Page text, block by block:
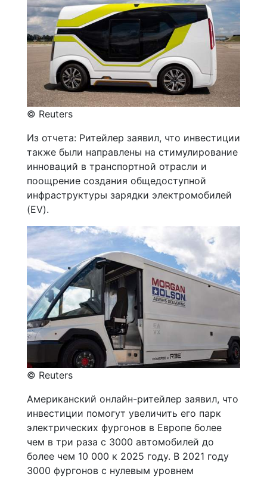
© Reuters
Из отчета: Ритейлер заявил, что инвестиции
также были направлены на стимулирование
инноваций в транспортной отрасли и
поощрение создания общедоступной
инфраструктуры зарядки электромобилей
(EV).
© Reuters
Американский онлайн-ритейлер заявил, что
инвестиции помогут увеличить его парк
электрических фургонов в Европе более
чем в три раза с 3000 автомобилей до
более чем 10 000 к 2025 году. В 2021 году
3000 фургонов с нулевым уровнем